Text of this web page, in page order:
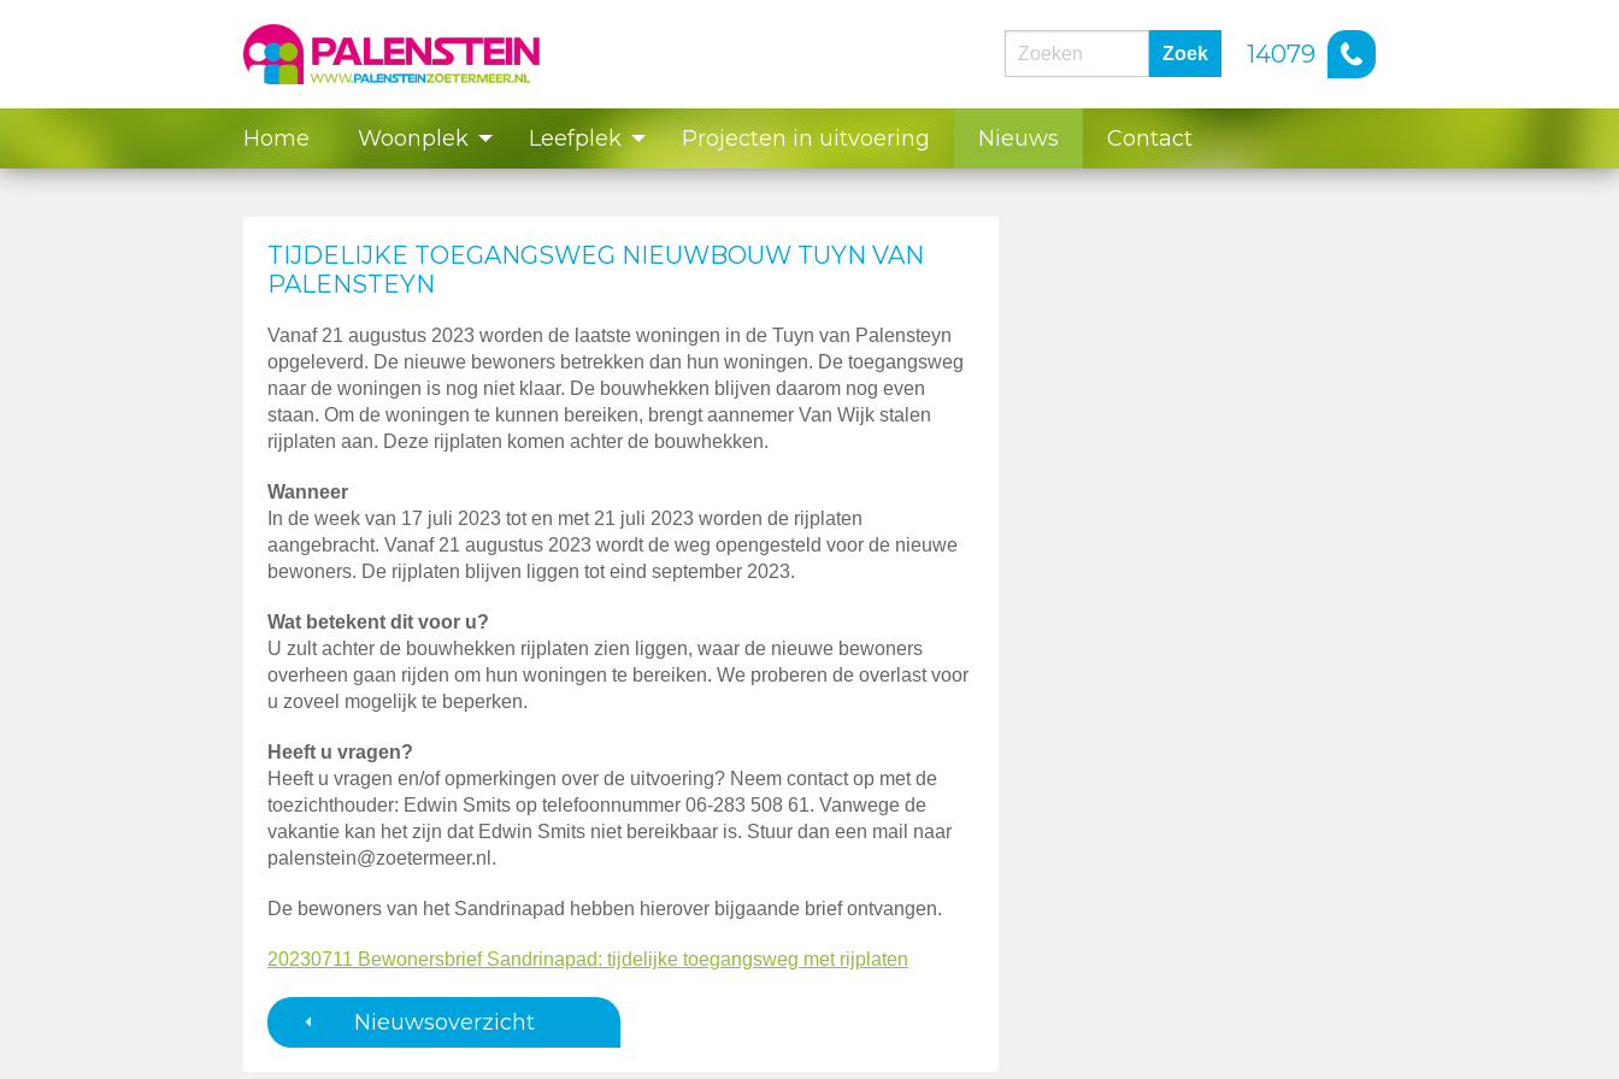
Zoek 14079
Home Woonplek Leefplek Projecten in uitvoering Nieuws Contact
TIJDELIJKE TOEGANGSWEG NIEUWBOUW TUYN VAN
PALENSTEYN
Vanaf 21 augustus 2023 worden de laatste woningen in de Tuyn van Palensteyn
opgeleverd. De nieuwe bewoners betrekken dan hun woningen. De toegangsweg
naar de woningen is nog niet klaar. De bouwhekken blijven daarom nog even
staan. Om de woningen te kunnen bereiken, brengt aannemer Van Wijk stalen
rijplaten aan. Deze rijplaten komen achter de bouwhekken.
Wanneer
In de week van 17 juli 2023 tot en met 21 juli 2023 worden de rijplaten
aangebracht. Vanaf 21 augustus 2023 wordt de weg opengesteld voor de nieuwe
bewoners. De rijplaten blijven liggen tot eind september 2023.
Wat betekent dit voor u?
U zult achter de bouwhekken rijplaten zien liggen, waar de nieuwe bewoners
overheen gaan rijden om hun woningen te bereiken. We proberen de overlast voor
u zoveel mogelijk te beperken.
Heeft u vragen?
Heeft u vragen en/of opmerkingen over de uitvoering? Neem contact op met de
toezichthouder: Edwin Smits op telefoonnummer 06-283 508 61. Vanwege de
vakantie kan het zijn dat Edwin Smits niet bereikbaar is. Stuur dan een mail naar
palenstein@zoetermeer.nl.
De bewoners van het Sandrinapad hebben hierover bijgaande brief ontvangen.
20230711 Bewonersbrief Sandrinapad: tijdelijke toegangsweg met rijplaten
Nieuwsoverzicht